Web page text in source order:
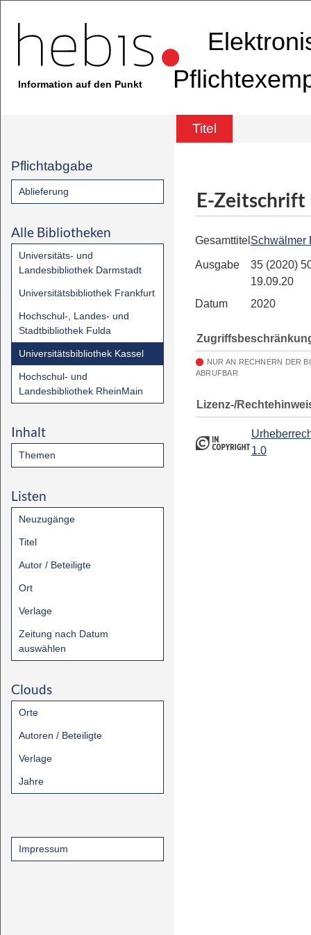
Information auf den Punkt
Titel
Pflichtabgabe
Ablieferung
Alle Bibliotheken
Universitäts- und
Landesbibliothek Darmstadt
Universitätsbibliothek Frankfurt
Hochschul-, Landes- und
Stadtbibliothek Fulda
Universitätsbibliothek Kassel
Hochschul- und
Landesbibliothek RheinMain
Inhalt
Themen
Listen
Neuzugänge
Titel
Autor / Beteiligte
Ort
Verlage
Zeitung nach Datum
auswählen
Clouds
Orte
Autoren / Beteiligte
Verlage
Jahre
Impressum
E-Zeitschrift
Gesamttitel Schwälmer
Ausgabe
35 (2020)
19.09.20
Datum
2020
NUR AN RECHNERN DER
ABRUFBAR
Lizenz-/
1.0